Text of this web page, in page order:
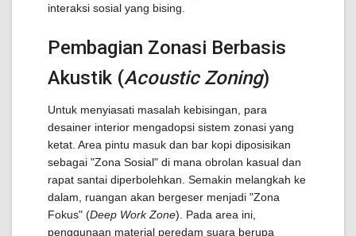
interaksi sosial yang bising.
Pembagian Zonasi Berbasis
Akustik (Acoustic Zoning)
Untuk menyiasati masalah kebisingan, para
desainer interior mengadopsi sistem zonasi yang
ketat. Area pintu masuk dan bar kopi diposisikan
sebagai "Zona Sosial" di mana obrolan kasual dan
rapat santai diperbolehkan. Semakin melangkah ke
dalam, ruangan akan bergeser menjadi "Zona
Fokus" (Deep Work Zone). Pada area ini,
penggunaan material peredam suara berupa